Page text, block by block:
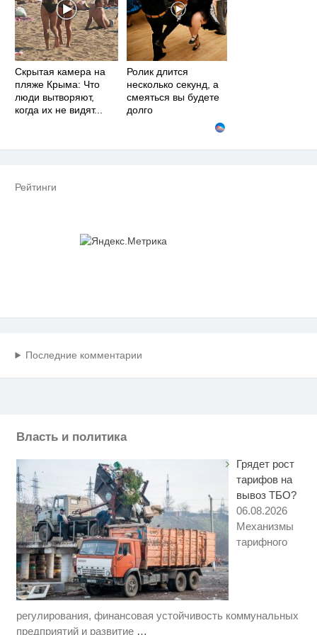
Скрытая камера на
пляже Крыма: Что
люди вытворяют,
когда их не видят...
Ролик длится
несколько секунд, а
смеяться вы будете
долго
Рейтинги
Последние комментарии
Власть и политика
Грядет рост
тарифов на
вывоз ТБО?
06.08.2026
Механизмы
тарифного
регулирования, финансовая устойчивость коммунальных
предприятий и развитие …
i
Скрытая камера на пляже
Крыма: Что люди вытворяют,